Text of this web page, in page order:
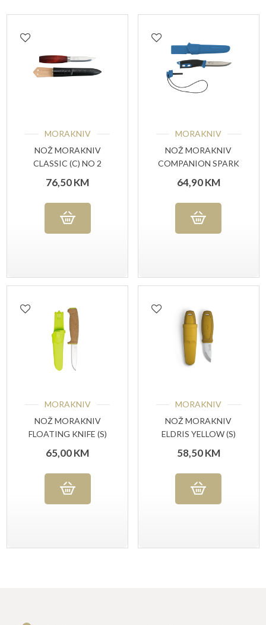
MORAKNIV
NOŽ MORAKNIV
CLASSIC (C) NO 2
76,50KM
MORAKNIV
NOŽ MORAKNIV
COMPANION SPARK
64,90KM
MORAKNIV
NOŽ MORAKNIV
FLOATING KNIFE (S)
65,00KM
MORAKNIV
NOŽ MORAKNIV
ELDRIS YELLOW (S)
58,50KM